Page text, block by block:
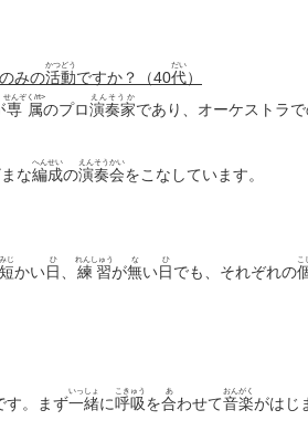
みの活動
かつどう
ですか？（40代
だい
）
専属
せんぞく/rt>
のプロ演奏家
えんそうか
であり、オーケストラ
な編成
へんせい
の演奏会
えんそうかい
をこなしています。
短
みじ
かい日
ひ
練習
れんしゅう
が無
な
い日
ひ
でも、それぞれの
こ
す。まず一緒
いっしょ
に呼吸
こきゅう
を合
あ
わせて音楽
おんがく
がはじ